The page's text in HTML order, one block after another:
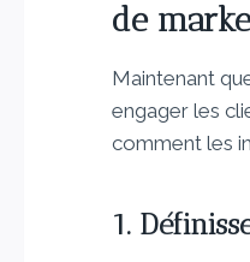
de
Maintenant
engager les
comment les
1.